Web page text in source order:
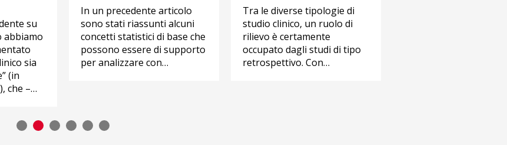
su
abbiamo
sia
(in
che –…
In un precedente articolo
sono stati riassunti alcuni
concetti statistici di base che
possono essere di supporto
per analizzare con…
Tra le diverse tipologie di
studio clinico, un ruolo di
rilievo è certamente
occupato dagli studi di tipo
retrospettivo. Con…